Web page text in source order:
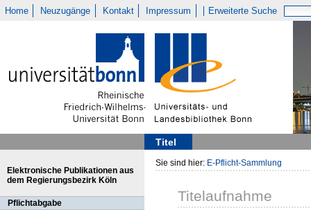
Home Neuzugänge Kontakt Impressum Erweiterte Suche
Titel
Elektronische Publikationen aus
dem Regierungsbezirk Köln
Pflichtabgabe
Sie sind hier: E-Pflicht-Sammlung
Titelaufnahme